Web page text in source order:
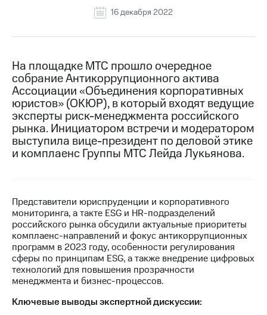
информация
Контакты
Медиа-центр
Пресс-
релизы
МТС
о технологиях
Достижения
Финансовая
отчетность
Контакты
Новости
в
регионе
16 декабря 2022
На площадке МТС прошло очередное
собрание Антикоррупционного актива
Ассоциации «Объединения корпоративных
юристов» (ОКЮР), в который входят ведущие
эксперты риск-менеджмента российского
рынка. Инициатором встречи и модератором
выступила вице-президент по деловой этике
и комплаенс Группы МТС Лейда Лукьянова.
Представители юриспруденции и корпоративного
мониторинга, а такте ESG и HR-подразделений
российского рынка обсудили актуальные приоритеты
комплаенс-направлений и фокус антикоррупционных
программ в 2023 году, особенности регулирования
сферы по принципам ESG, а также внедрение цифровых
технологий для повышения прозрачности
менеджмента и бизнес-процессов.
Ключевые выводы экспертной дискуссии: